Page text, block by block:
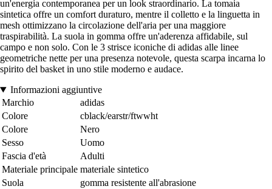
un'energia contemporanea per un look straordinario. La tomaia
sintetica offre un comfort duraturo, mentre il colletto e la linguetta in
mesh ottimizzano la circolazione dell'aria per una maggiore
traspirabilità. La suola in gomma offre un'aderenza affidabile, sul
campo e non solo. Con le 3 strisce iconiche di adidas alle linee
geometriche nette per una presenza notevole, questa scarpa incarna lo
spirito del basket in uno stile moderno e audace.
Informazioni aggiuntive
Marchio
adidas
Colore
cblack/earstr/ftwwht
Colore
Nero
Sesso
Uomo
Fascia d'età
Adulti
Materiale principale materiale sintetico
Suola
gomma resistente all'abrasione